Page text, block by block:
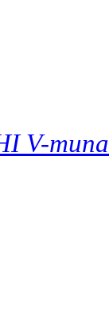
V-типа